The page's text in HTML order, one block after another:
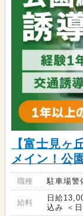
【富士見
メイン！公
職種 駐車場警
給料
日給
込み ＜